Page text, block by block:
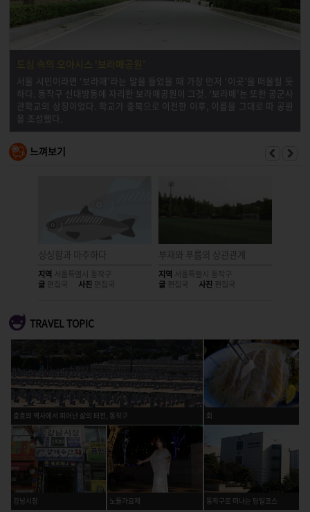
도심 속의 오아시스 ‘보라매공원’
서울 시민이라면 ‘보라매’라는 말을 들었을 때 가장 먼저 ‘이곳’을 떠올릴 듯
하다. 동작구 신대방동에 자리한 보라매공원이 그것. ‘보라매’는 또한 공군사
관학교의 상징이었다. 학교가 충북으로 이전한 이후, 이름을 그대로 따 공원
을 조성했다.
느껴보기
싱싱함과 마주하다
지역 서울특별시 동작구
글 편집국 사진 편집국
부재와 푸름의 상관관계
지역 서울특별시 동작구
글 편집국 사진 편집국
TRAVEL TOPIC
강남시장
충효의 역사에서 피어난 삶의 터전, 동작구
노들가요제 동작구로 떠나는 당일코스
회